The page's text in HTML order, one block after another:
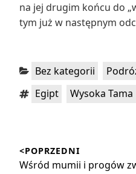
na jej drugim końcu do
tym już w następnym
Kategorie:
Bez kategorii
Tagi:Egipt Wysoka Tama
wpisu
<POPRZEDNI
Poprzedni
Wśród mumii i progów